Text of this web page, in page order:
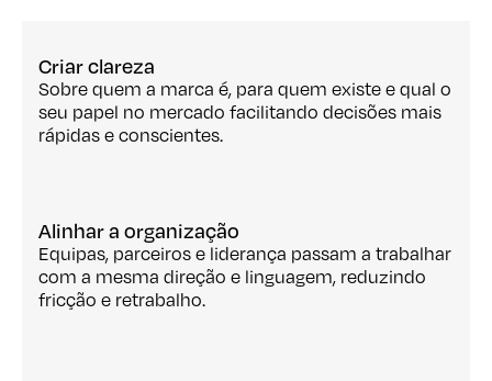
Criar clareza
Sobre quem a marca é, para quem existe e qual o
seu papel no mercado facilitando decisões mais
rápidas e conscientes.
Alinhar a organização
Equipas, parceiros e liderança passam a trabalhar
com a mesma direção e linguagem, reduzindo
fricção e retrabalho.